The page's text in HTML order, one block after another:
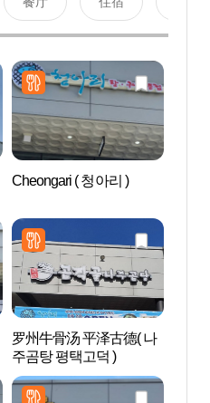
Cheongari ( 청아리 )
罗州牛骨汤 平泽古德( 나
주곰탕 평택고덕 )